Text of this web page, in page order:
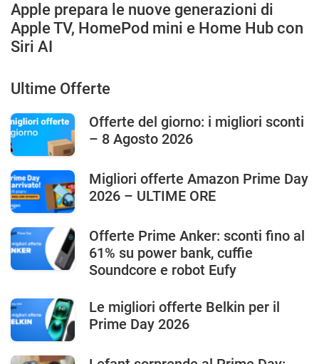
Apple prepara le nuove generazioni di
Apple TV, HomePod mini e Home Hub con
Siri AI
Ultime Offerte
Offerte del giorno: i migliori sconti
– 8 Agosto 2026
Migliori offerte Amazon Prime Day
2026 – ULTIME ORE
Offerte Prime Anker: sconti fino al
61% su power bank, cuffie
Soundcore e robot Eufy
Le migliori offerte Belkin per il
Prime Day 2026